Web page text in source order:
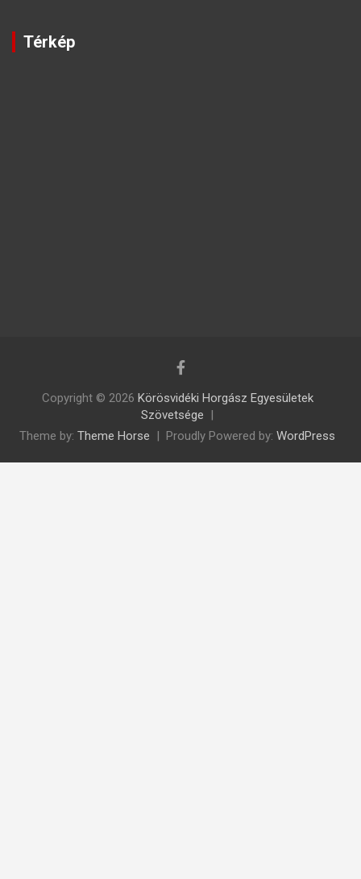
Térkép
Copyright © 2026 Körösvidéki Horgász Egyesületek
Szövetsége
Theme by: Theme Horse Proudly Powered by: WordPress